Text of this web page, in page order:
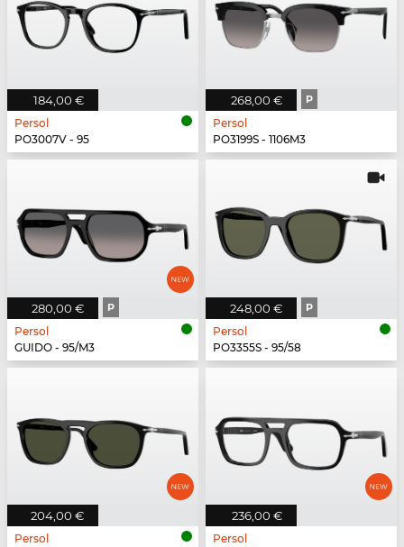
184,00 €
Persol
PO3007V - 95
268,00 € P
Persol
PO3199S - 1106M3
280,00 € P
Persol
GUIDO - 95/M3
248,00 € P
Persol
PO3355S - 95/58
204,00 €
Persol
236,00 €
Persol